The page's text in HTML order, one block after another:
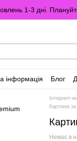
1-3 дні.
інформація Блог
Інтернет-
Картина
Немає в